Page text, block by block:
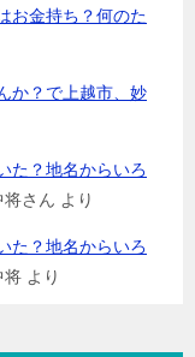
お金持ち？何のた
か？で上越市、妙
た？地名からいろ
将さん より
た？地名からいろ
将 より